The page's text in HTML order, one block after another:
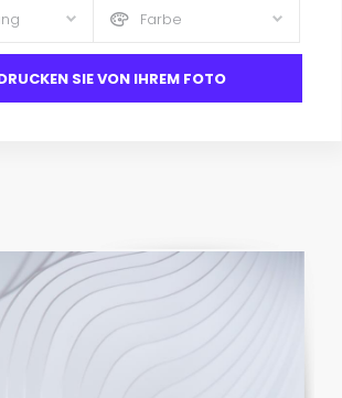
Farbe
SIE VON IHREM FOTO